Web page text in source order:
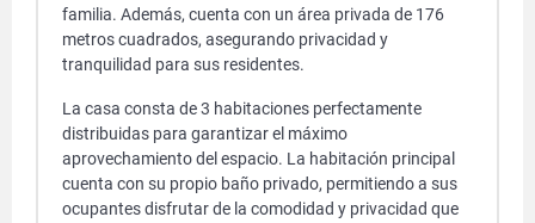
familia. Además, cuenta con un área privada de 176
metros cuadrados, asegurando privacidad y
tranquilidad para sus residentes.
La casa consta de 3 habitaciones perfectamente
distribuidas para garantizar el máximo
aprovechamiento del espacio. La habitación principal
cuenta con su propio baño privado, permitiendo a sus
ocupantes disfrutar de la comodidad y privacidad que